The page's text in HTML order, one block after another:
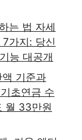
는 법 자세
가지: 당신
능 대공개
기준과
초연금 수
월 33만원